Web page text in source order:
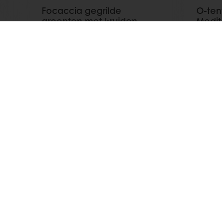
Focaccia gegrilde
groenten met kruiden
O-